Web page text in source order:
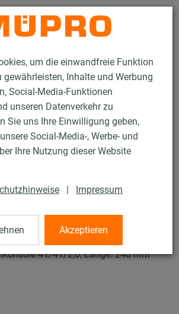
um die einwandfreie Funktion
gewährleisten, Inhalte und Werbung
Social-Media-Funktionen
unseren Datenverkehr zu
Sie uns Ihre Einwilligung geben,
Social-Media-, Werbe- und
Ihre Nutzung dieser Website
| Impressum
Akzeptieren
Kontakt
Lüftungsbefestigung
die Lüftungsbefestigung
41/41/2,0, Länge: 240 mm